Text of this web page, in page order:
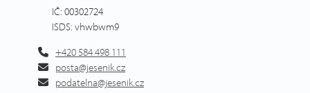
IČ: 00302724
ISDS: vhwbwm9
+420 584 498 111
posta@jesenik.cz
podatelna@jesenik.cz